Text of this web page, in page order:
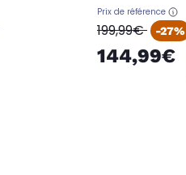
Prix de référence
oldPrice
199,99€ -27%
144,99€